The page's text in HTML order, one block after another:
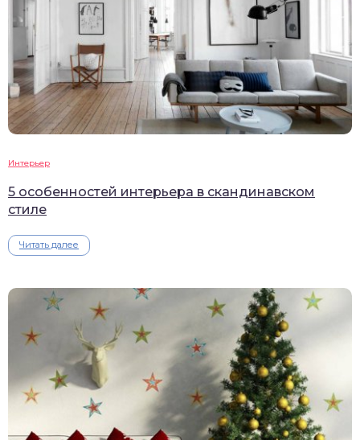
Интерьер
5 особенностей интерьера в скандинавском
стиле
Читать далее